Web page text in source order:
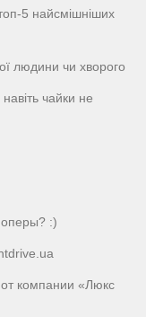
5 найсмішніших
людини чи хворого
чайки не
:)
компании «Люкс